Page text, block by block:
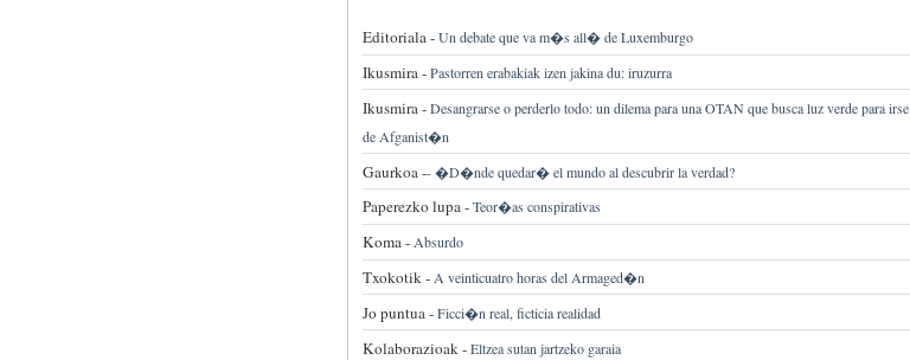
Editoriala -Un debate que va m�s all� de Luxemburgo
Ikusmira -Pastorren erabakiak izen jakina du: iruzurra
Ikusmira -Desangrarse o perderlo todo: un dilema para una OTAN que busca luz verde para irse
de Afganist�n
Gaurkoa --�D�nde quedar� el mundo al descubrir la verdad?
Paperezko lupa -Teor�as conspirativas
Koma - Absurdo
Txokotik - A veinticuatro horas del Armaged�n
Jo puntua -Ficci�n real, ficticia realidad
Kolaborazioak -Eltzea sutan jartzeko garaia